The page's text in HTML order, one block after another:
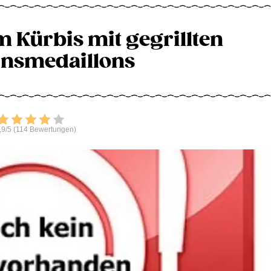
Kürbis mit gegrillten
Bewerten
5 (114 Bewertungen)